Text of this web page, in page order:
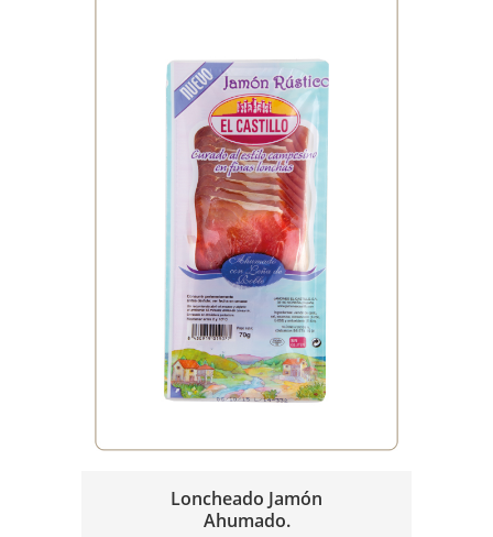
Loncheado Jamón
Ahumado.